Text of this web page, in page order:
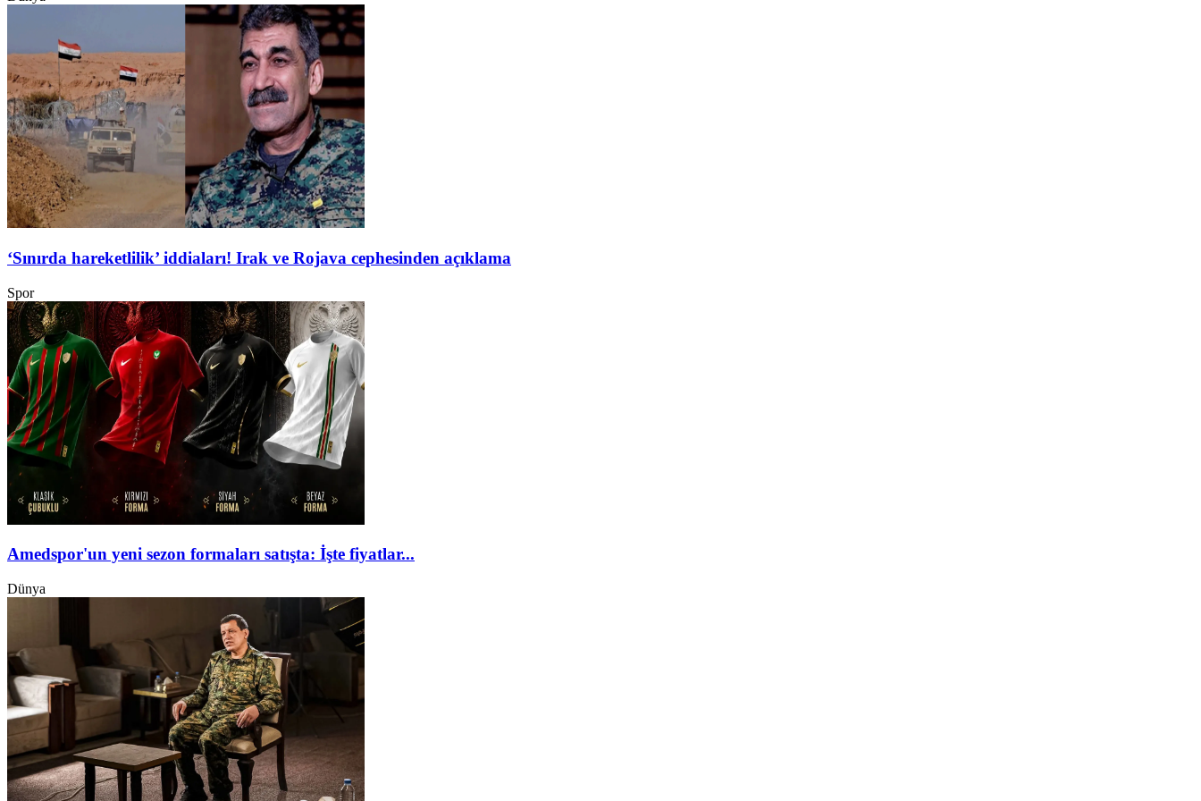
‘Sınırda hareketlilik’ iddiaları! Irak ve Rojava cephesinden açıklama
Spor
Amedspor'un yeni sezon formaları satışta: İşte fiyatlar...
Dünya